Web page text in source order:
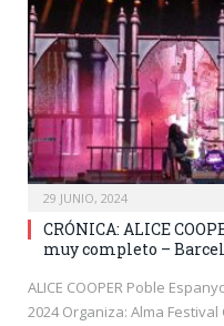
29 JUNIO, 2024
CRÓNICA: ALICE
muy completo –
ALICE COOPER Poble
2024 Organiza: Alma